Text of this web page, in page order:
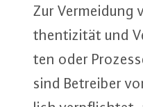
Zur
then­ti­zi­tät und
ten oder
sind Betreiber